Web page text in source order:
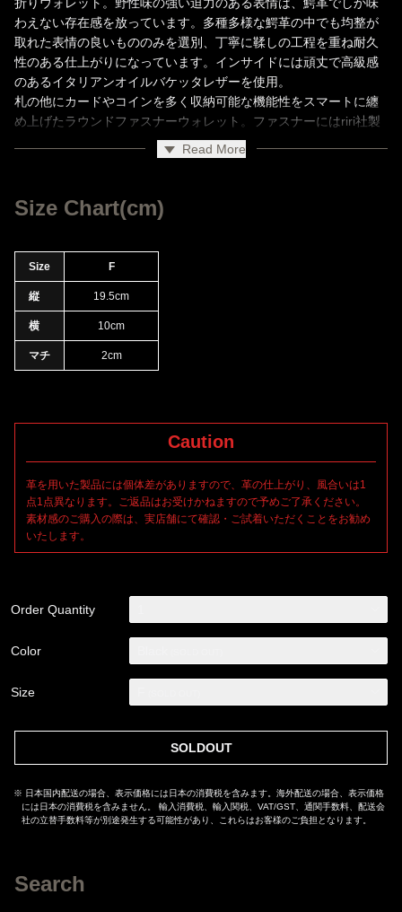
折りウォレット。野性味の強い迫力のある表情は、鰐革でしか味
わえない存在感を放っています。多種多様な鰐革の中でも均整が
取れた表情の良いもののみを選別、丁寧に鞣しの工程を重ね耐久
性のある仕上がりになっています。インサイドには頑丈で高級感
のあるイタリアンオイルバケッタレザーを使用。
札の他にカードやコインを多く収納可能な機能性をスマートに纏
め上げたラウンドファスナーウォレット。ファスナーにはriri社製
Read More
Size Chart(cm)
Size F
縦 19.5cm
横 10cm
マチ 2cm
Caution
革を用いた製品には個体差がありますので、革の仕上がり、風合いは1
点1点異なります。ご返品はお受けかねますので予めご了承ください。
素材感のご購入の際は、実店舗にて確認・ご試着いただくことをお勧め
いたします。
Order Quantity
Color
Size
SOLDOUT
※ 日本国内配送の場合、表示価格には日本の消費税を含みます。海外配送の場合、表示価格
には日本の消費税を含みません。 輸入消費税、輸入関税、VAT/GST、通関手数料、配送会
社の立替手数料等が別途発生する可能性があり、これらはお客様のご負担となります。
Search